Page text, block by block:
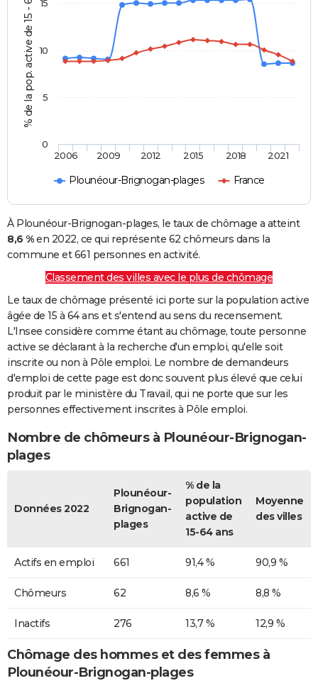
% de la pop. active de 15 - 64 ans
Plounéour-Brignogan-plages France
2006 2009 2012 2015 2018 2021
0
5
10
15
À Plounéour-Brignogan-plages, le taux de chômage a atteint
8,6 %en 2022, ce qui représente 62 chômeurs dans la
commune et 661 personnes en activité.
Classement des villes avec le plus de chômage
Le taux de chômage présenté ici porte sur la population active
âgée de 15 à 64 ans et s'entend au sens du recensement.
L'Insee considère comme étant au chômage, toute personne
active se déclarant à la recherche d'un emploi, qu'elle soit
inscrite ou non à Pôle emploi. Le nombre de demandeurs
d'emploi de cette page est donc souvent plus élevé que celui
produit par le ministère du Travail, qui ne porte que sur les
personnes effectivement inscrites à Pôle emploi.
Nombre de chômeurs à Plounéour-Brignogan-
plages
Données 2022
Plounéour-
Brignogan-
plages
% de la
population
active de
15-64 ans
Moyenne
des villes
Actifs en emploi 661 91,4 % 90,9 %
Chômeurs 62 8,6 % 8,8 %
Inactifs 276 13,7 % 12,9 %
Chômage des hommes et des femmes à
Plounéour-Brignogan-plages